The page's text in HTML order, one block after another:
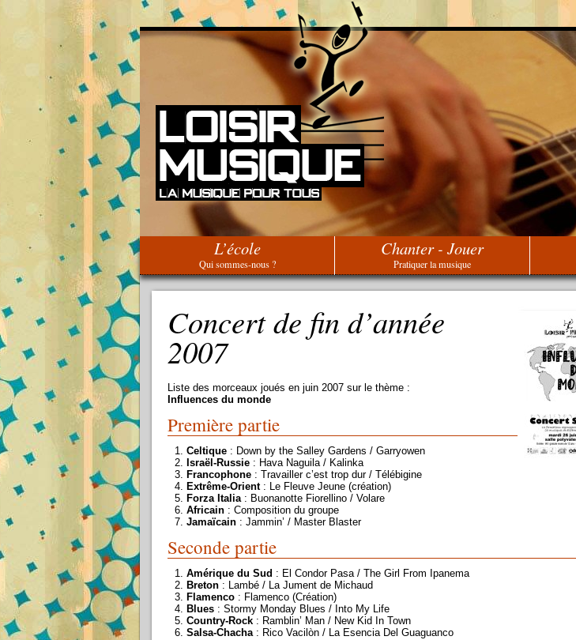
L’école
Qui sommes-nous ?
Chanter - Jouer
Pratiquer la musique
Concert de fin d’année
2007
Liste des morceaux joués en juin 2007 sur le thème :
Influences du monde
Première partie
Celtique : Down by the Salley Gardens / Garryowen
Israël-Russie : Hava Naguila / Kalinka
Francophone : Travailler c’est trop dur / Télébigine
Extrême-Orient: Le Fleuve Jeune (création)
Forza Italia: Buonanotte Fiorellino / Volare
Africain : Composition du groupe
Jamaïcain : Jammin’ / Master Blaster
Seconde partie
Amérique du Sud : El Condor Pasa / The Girl From Ipanema
Breton : Lambé / La Jument de Michaud
Flamenco : Flamenco (Création)
Blues : Stormy Monday Blues / Into My Life
Country-Rock : Ramblin’ Man / New Kid In Town
Salsa-Chacha: Rico Vacilòn / La Esencia Del Guaguanco